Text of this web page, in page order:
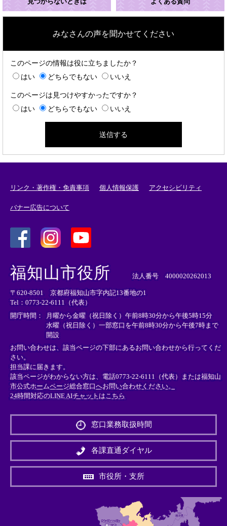
みなさんの声を聞かせてください
このページの情報は役に立ちましたか？
はい
どちらでもない いいえ
このページは見つけやすかったですか？
はい
どちらでもない いいえ
リンク・著作権・免責事項 個人情報保護 アクセシビリティ
バナー広告について
外
部
リ
ン
ク
＞
外
リ
ン
ク
＞
外
部
ン
ク
＞
福知山市役所 法人番号 4000020262013
〒620-8501 京都府福知山市字内記13番地の1
Tel：0773-22-6111（代表）
開庁時間：
月曜から金曜（祝日除く）午前8時30分から午後5時15分
水曜（祝日除く）一部窓口を午前8時30分から午後7時まで
開設
お問い合わせは、該当ページの下部にあるお問い合わせから行ってくだ
さい。
担当課に届きます。
該当ページがわからない方は、電話0773-22-6111（代表）または福知山
市公式ホームページ総合窓口へお問い合わせください。
24時間対応のLINE AIチャットはこちら
外
リ
ン
＞
窓口業務取扱時間
各課直通ダイヤル
市役所・支所